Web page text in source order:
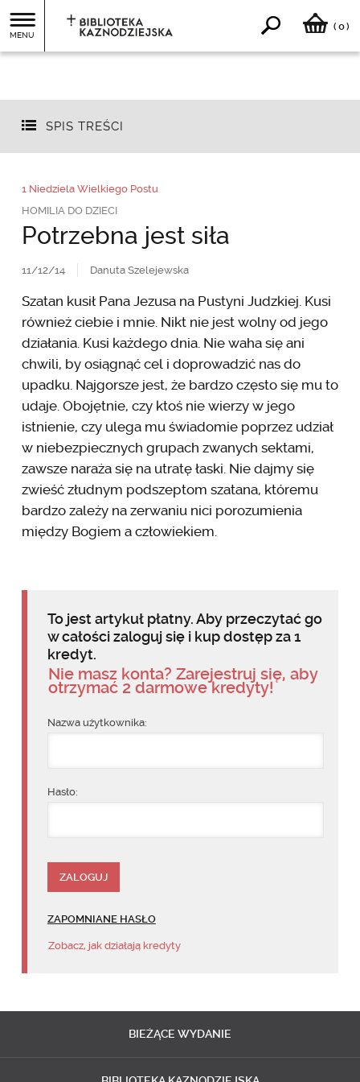
MENU
( 0)
SPIS TREŚCI
1 Niedziela Wielkiego Postu
HOMILIA DO DZIECI
Potrzebna jest siła
11/12/14 Danuta Szelejewska
Szatan kusił Pana Jezusa na Pustyni Judzkiej. Kusi
również ciebie i mnie. Nikt nie jest wolny od jego
działania. Kusi każdego dnia. Nie waha się ani
chwili, by osiągnąć cel i doprowadzić nas do
upadku. Najgorsze jest, że bardzo często się mu to
udaje. Obojętnie, czy ktoś nie wierzy w jego
istnienie, czy ulega mu świadomie poprzez udział
w niebezpiecznych grupach zwanych sektami,
zawsze naraża się na utratę łaski. Nie dajmy się
zwieść złudnym podszeptom szatana, któremu
bardzo zależy na zerwaniu nici porozumienia
między Bogiem a człowiekiem.
To jest artykuł płatny. Aby przeczytać go
w całości zaloguj się i kup dostęp za 1
kredyt.
Nie masz konta? Zarejestruj się, aby
otrzymać 2 darmowe kredyty!
Nazwa użytkownika:
Hasło:
ZAPOMNIANE HASŁO
Zobacz, jak działają kredyty
BIEŻĄCE WYDANIE